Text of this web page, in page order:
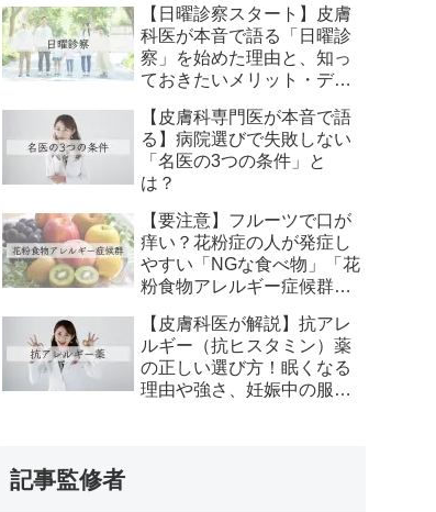
【日曜診察スタート】皮膚
科医が本音で語る「日曜診
察」を始めた理由と、知っ
ておきたいメリット・デメ
川・溝の口】
【皮膚科専門医が本音で語
る】病院選びで失敗しない
「名医の3つの条件」と
は？
【要注意】フルーツで口が
痒い？花粉症の人が発症し
やすい「NGな食べ物」「花
粉食物アレルギー症候群」
説】 にします
【皮膚科医が解説】抗アレ
ルギー（抗ヒスタミン）薬
の正しい選び方！眠くなる
理由や強さ、妊娠中の服用
記事監修者